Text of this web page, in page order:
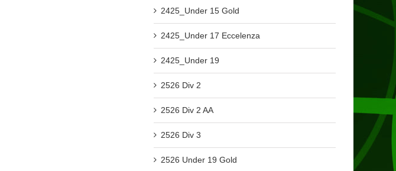
2425_Under 15 Gold
2425_Under 17 Eccelenza
2425_Under 19
2526 Div 2
2526 Div 2 AA
2526 Div 3
2526 Under 19 Gold